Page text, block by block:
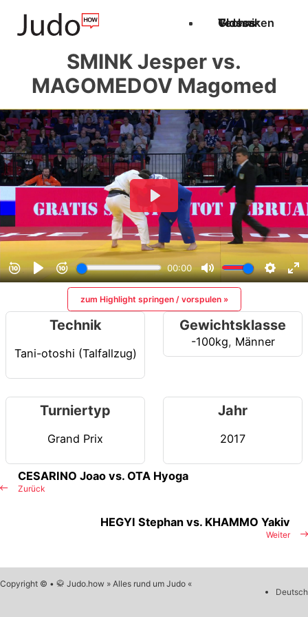
Techniken
Videos
Glossar
SMINK Jesper vs.
MAGOMEDOV Magomed
zum Highlight springen / vorspulen »
Technik
Tani-otoshi (Talfallzug)
Gewichtsklasse
-100kg, Männer
Turniertyp
Grand Prix
Jahr
2017
Zurück
CESARINO Joao vs. OTA Hyoga
Weiter
HEGYI Stephan vs. KHAMMO Yakiv
Copyright © • 🥋 Judo.how » Alles rund um Judo «
Deutsch